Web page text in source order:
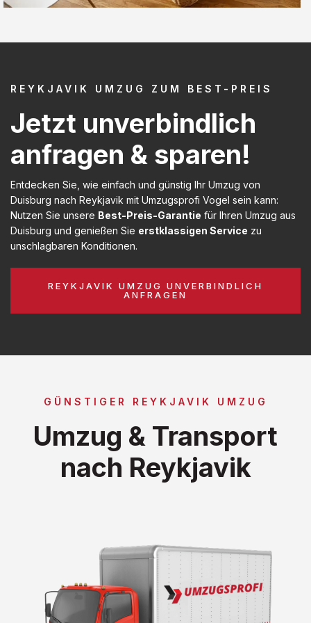
REYKJAVIK UMZUG ZUM BEST-PREIS
Jetzt unverbindlich
anfragen & sparen!
Entdecken Sie, wie einfach und günstig Ihr Umzug von
Duisburg nach Reykjavik mit Umzugsprofi Vogel sein kann:
Nutzen Sie unsere Best-Preis-Garantie für Ihren Umzug aus
Duisburg und genießen Sie erstklassigen Service zu
unschlagbaren Konditionen.
REYKJAVIK UMZUG UNVERBINDLICH
ANFRAGEN
GÜNSTIGER REYKJAVIK UMZUG
Umzug & Transport
nach Reykjavik